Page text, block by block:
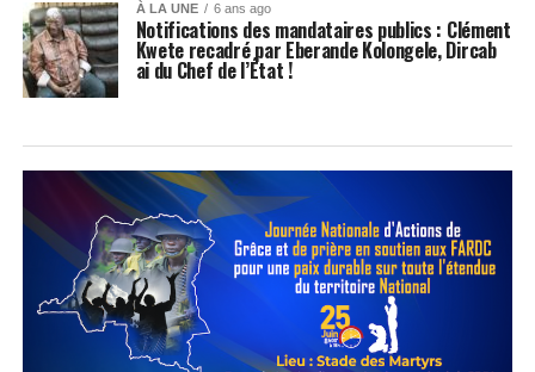
À LA UNE 6 ans ago
Notifications des mandataires publics : Clément
Kwete recadré par Eberande Kolongele, Dircab
ai du Chef de l’État !